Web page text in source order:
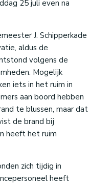
25 juli even na
J. Schipperkade
aldus de
volgens de
Mogelijk
iets in het ruim in
aan boord hebben
te blussen, maar dat
de brand bij
heeft het ruim
zich tijdig in
heeft